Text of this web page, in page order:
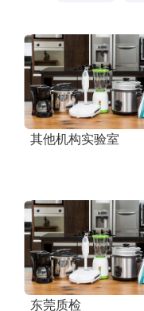
其他机构实验室
东莞质检